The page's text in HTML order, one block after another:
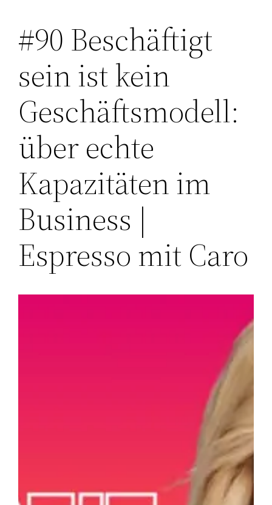
Zum
Inhalt
springen
#90 Beschäftigt
sein ist kein
Geschäftsmodell:
über echte
Kapazitäten im
Business |
Espresso mit Caro